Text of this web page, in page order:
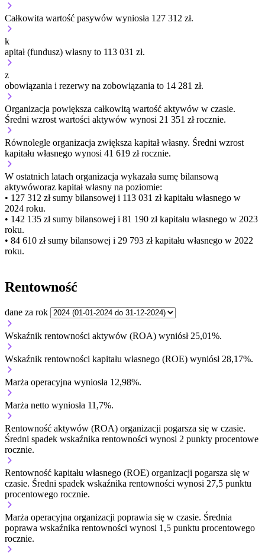
Całkowita wartość pasywów wyniosła 127 312 zł.
k
apitał (fundusz) własny to 113 031 zł.
z
obowiązania i rezerwy na zobowiązania to 14 281 zł.
Organizacja powiększa całkowitą wartość aktywów w czasie.
Średni wzrost wartości aktywów wynosi 21 351 zł rocznie.
Równolegle organizacja zwiększa kapitał własny. Średni wzrost
kapitału własnego wynosi 41 619 zł rocznie.
W ostatnich latach organizacja wykazała sumę bilansową
aktywóworaz kapitał własny na poziomie:
• 127 312 złsumy bilansowej i 113 031 zł kapitału własnego w
2024 roku.
• 142 135 złsumy bilansowej i 81 190 zł kapitału własnego w 2023
roku.
• 84 610 złsumy bilansowej i 29 793 zł kapitału własnego w 2022
roku.
Rentowność
dane za rok
Wskaźnik rentowności aktywów (ROA) wyniósł 25,01%.
Wskaźnik rentowności kapitału własnego (ROE) wyniósł 28,17%.
Marża operacyjna wyniosła 12,98%.
Marża netto wyniosła 11,7%.
Rentowność aktywów (ROA) organizacji pogarsza się w czasie.
Średni spadek wskaźnika rentowności wynosi 2 punkty procentowe
rocznie.
Rentowność kapitału własnego (ROE) organizacji pogarsza się w
czasie. Średni spadek wskaźnika rentowności wynosi 27,5 punktu
procentowego rocznie.
Marża operacyjna organizacji poprawia się w czasie. Średnia
poprawa wskaźnika rentowności wynosi 1,5 punktu procentowego
rocznie.